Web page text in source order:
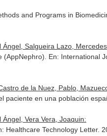
and Programs in
Salgueira Lazo,
(AppNephro). En: International
de la Nuez, Pablo,
paciente en una población
Vera Vera, Joaquin:
Healthcare Technology Letter.